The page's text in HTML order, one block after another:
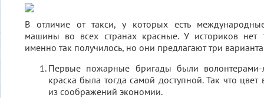
В отличие от такси, у которых есть
машины во всех странах красные. У историков нет
именно так получилось, но они предлагают три
Первые пожарные бригады были волонтерами-
краска была тогда самой доступной. Так что
из соображений экономии.